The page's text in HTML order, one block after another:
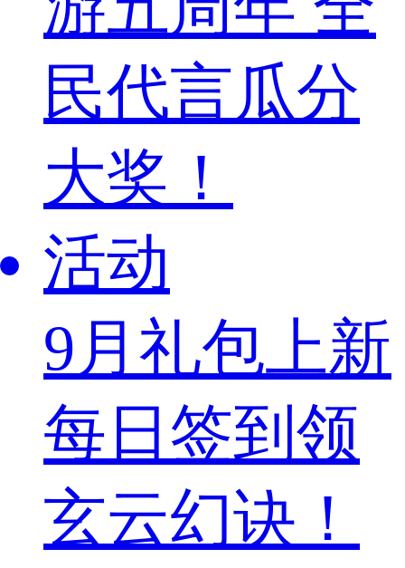
民代言瓜分
大奖！
活动
9月礼包上新
每日签到领
玄云幻诀！